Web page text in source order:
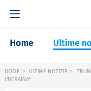
Home Ultime
HOME ULTIME NOTIZIE
L'UCRAINA"